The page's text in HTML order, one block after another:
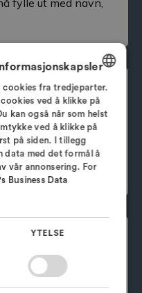
fylle ut med navn,
motta en
vil vårt team
ta kontakt med
X sine
DANISH
ENGLISH
SWEDISH
NORWEGIAN
cookies fra tredjeparter.
ved å klikke på
kan også når som helst
ved å klikke på
på siden. I tillegg
data med det formål å
vår annonsering. For
Business Data
YTELSE